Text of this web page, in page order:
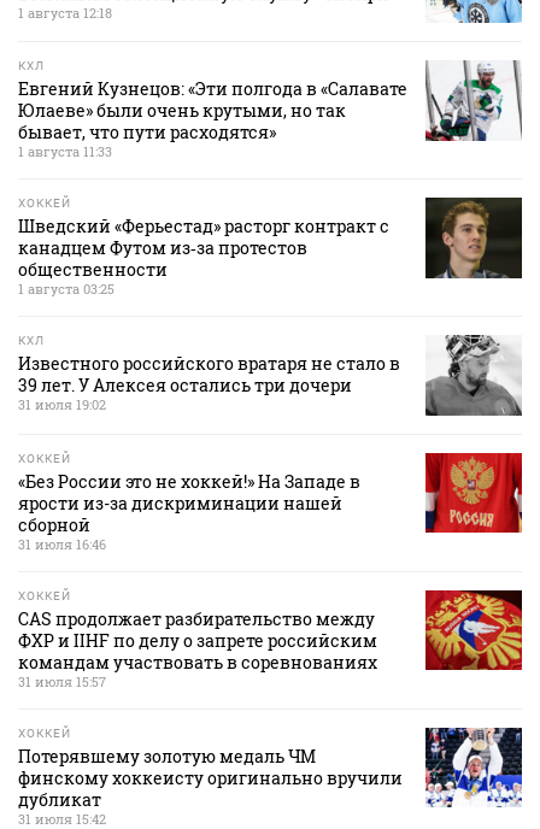
1 августа 12:18
КХЛ
Евгений Кузнецов: «Эти полгода в «Салавате
Юлаеве» были очень крутыми, но так
бывает, что пути расходятся»
1 августа 11:33
ХОККЕЙ
Шведский «Ферьестад» расторг контракт с
канадцем Футом из‑за протестов
общественности
1 августа 03:25
КХЛ
Известного российского вратаря не стало в
39 лет. У Алексея остались три дочери
31 июля 19:02
ХОККЕЙ
«Без России это не хоккей!» На Западе в
ярости из-за дискриминации нашей
сборной
31 июля 16:46
ХОККЕЙ
CAS продолжает разбирательство между
ФХР и IIHF по делу о запрете российским
командам участвовать в соревнованиях
31 июля 15:57
ХОККЕЙ
Потерявшему золотую медаль ЧМ
финскому хоккеисту оригинально вручили
дубликат
31 июля 15:42